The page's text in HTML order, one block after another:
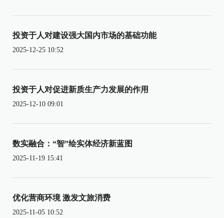
投资于人对建设强大国内市场的基础功能
2025-12-25 10:52
投资于人对促进新质生产力发展的作用
2025-12-10 09:01
数实融合：“智”绘实体经济新蓝图
2025-11-19 15:41
优化营商环境 激发文旅消费
2025-11-05 10:52